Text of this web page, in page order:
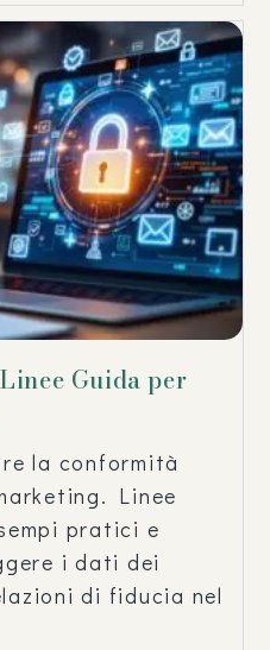
Guida per
la conformità
Linee
pratici e
i dati dei
di fiducia nel